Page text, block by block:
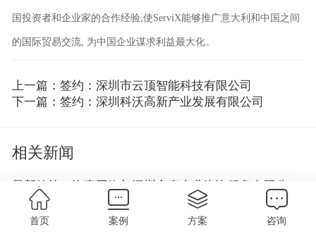
国投资者和企业家的合作经验,使ServiX能够推广意大利和中国之间
的国际贸易交流, 为中国企业谋求利益最大化。
上一篇：签约：深圳市云顶智能科技有限公司
下一篇：签约：深圳科沃高新产业发展有限公司
相关新闻
日期：2021-10-16
首页
案例 方案 咨询